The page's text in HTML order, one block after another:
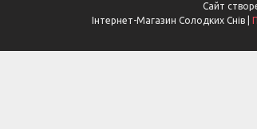
Сайт